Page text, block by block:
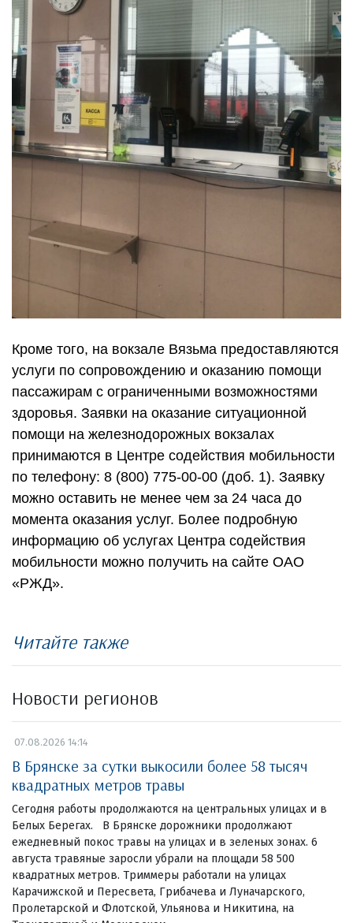
Кроме того, на вокзале Вязьма предоставляются
услуги по сопровождению и оказанию помощи
пассажирам с ограниченными возможностями
здоровья. Заявки на оказание ситуационной
помощи на железнодорожных вокзалах
принимаются в Центре содействия мобильности
по телефону: 8 (800) 775-00-00 (доб. 1). Заявку
можно оставить не менее чем за 24 часа до
момента оказания услуг. Более подробную
информацию об услугах Центра содействия
мобильности можно получить на сайте ОАО
«РЖД».
Читайте также
Новости регионов
07.08.2026 14:14
В Брянске за сутки выкосили более 58 тысяч
квадратных метров травы
Сегодня работы продолжаются на центральных улицах и в
Белых Берегах. В Брянске дорожники продолжают
ежедневный покос травы на улицах и в зеленых зонах. 6
августа травяные заросли убрали на площади 58 500
квадратных метров. Триммеры работали на улицах
Карачижской и Пересвета, Грибачева и Луначарского,
Пролетарской и Флотской, Ульянова и Никитина, на